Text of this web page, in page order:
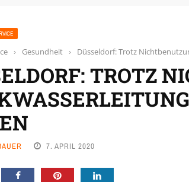
› Gesundheit › Düsseldorf: Trotz
TROTZ
7. APRIL 2020